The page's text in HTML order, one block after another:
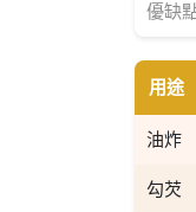
優缺
用途
油炸
勾芡